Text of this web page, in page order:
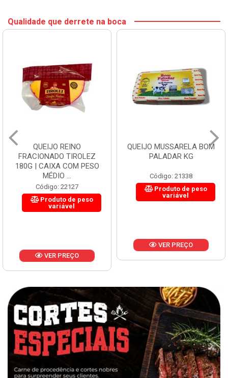
Qualidade que derrete na boca
QUEIJO REINO
FRACIONADO TIROLEZ
180G | CAIXA COM PESO
MÉDIO ...
Código: 22127
Produto de peso
variável
VER PREÇO
QUEIJO MUSSARELA BOM
PALADAR KG
Código: 21338
Produto de peso
variável
VER PREÇO